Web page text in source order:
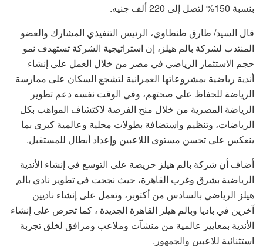
بنسبة 150% لتصل إلى 220 ألف جنيه.
قال السيد/ طارق طنطاوي، الرئيس التنفيذي المشارك والعضو
المنتدب لشركة بالم هيلز، إن استراتيجية الشركة تستهدف نمو
حجم الاستثمار الرياضي في مصر من خلال العمل على إنشاء
أندية رياضية بمشروعاتها العمرانية لتشجع السكان على ممارسة
الرياضة للحفاظ على صحتهم، وفي الوقت نفسه دعم تطوير
الرياضة المصرية من خلال منح الفرصة لاكتشاف المواهب بكل
الرياضات، وتنظيم واستضافة بطولات محلية وعالمية كبرى بما
ينعكس على تحسن مستوى اللاعبين وإعداد أبطال للمستقبل.
أضاف أن شركة بالم هيلز حريصة على التوسع في إنشاء الأندية
الرياضية بشرق وغرب القاهرة، حيث نجحت في تطوير نادي بالم
هيلز الرياضي بالسادس من أكتوبر، وتعمل على إنشاء ناديين
آخرين في باديا وبالم هيلز القاهرة الجديدة ، كما تحرص على إنشاء
الأندية بمعايير عالمية من منشآت وملاعب ومرافق لخلق تجربة
استثنائية للاعبين والجمهور.